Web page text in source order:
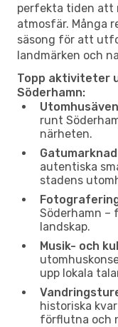
perfekta tiden att
atmosfär. Många
säsong för att
landmärken och
Topp aktiviteter
Söderhamn:
runt
närheten.
autentiska
stadens
Söderhamn
landskap.
Musik- och
upp lokala
historiska
förflutna och